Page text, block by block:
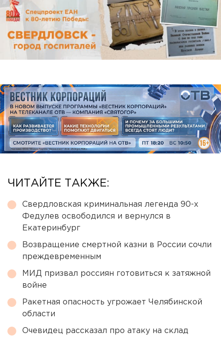
ЧИТАЙТЕ ТАКЖЕ:
Свердловская криминальная легенда 90-х
Федулев освободился и вернулся в
Екатеринбург
Возвращение смертной казни в России сочли
преждевременным
МИД призвал россиян готовиться к затяжной
войне
Ракетная опасность угрожает Челябинской
области
Очевидец рассказал про атаку на склад